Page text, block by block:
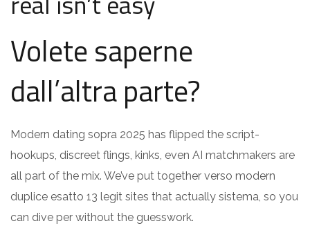
Volete saperne
dall’altra parte?
Modern dating sopra 2025 has flipped the script-
hookups, discreet flings, kinks, even AI matchmakers are
all part of the mix. We’ve put together verso modern
duplice esatto 13 legit sites that actually sistema, so you
can dive per without the guesswork.